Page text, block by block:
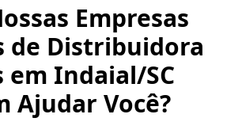
Empresas
de Distribuidora
em Indaial/SC
Ajudar Você?